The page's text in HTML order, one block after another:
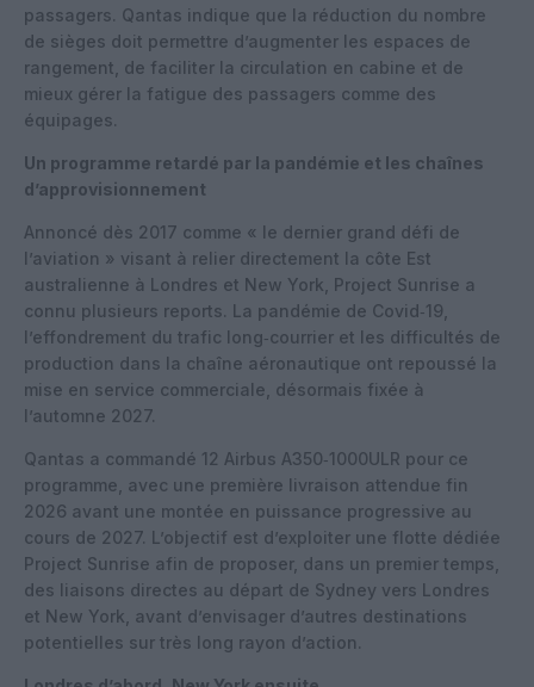
passagers. Qantas indique que la réduction du nombre
de sièges doit permettre d’augmenter les espaces de
rangement, de faciliter la circulation en cabine et de
mieux gérer la fatigue des passagers comme des
équipages.
Un programme retardé par la pandémie et les chaînes
d’approvisionnement
Annoncé dès 2017 comme « le dernier grand défi de
l’aviation » visant à relier directement la côte Est
australienne à Londres et New York, Project Sunrise a
connu plusieurs reports. La pandémie de Covid‑19,
l’effondrement du trafic long‑courrier et les difficultés de
production dans la chaîne aéronautique ont repoussé la
mise en service commerciale, désormais fixée à
l’automne 2027.
Qantas a commandé 12 Airbus A350‑1000ULR pour ce
programme, avec une première livraison attendue fin
2026 avant une montée en puissance progressive au
cours de 2027. L’objectif est d’exploiter une flotte dédiée
Project Sunrise afin de proposer, dans un premier temps,
des liaisons directes au départ de Sydney vers Londres
et New York, avant d’envisager d’autres destinations
potentielles sur très long rayon d’action.